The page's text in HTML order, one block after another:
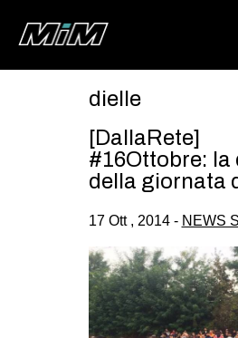
ABOUT
GAZA
CSOA
MSM
dielle
[DallaRete]
#16Ottobre: la
della giornata
17 Ott , 2014 - NEWS